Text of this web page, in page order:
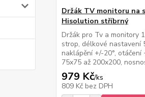
Držák TV monitoru na
Hisolution stříbrný
Držák pro Tv a monitory
strop, délkové nastavení
naklápění +/-20°, otáčení
75x75 až 200x200,
979 Kč/ks
809 Kč bez DPH